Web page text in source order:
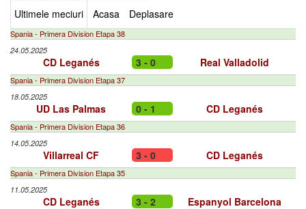
Ultimele meciuri Acasa Deplasare
Spania - Primera Division Etapa 38
24.05.2025
CD Leganés 3 - 0 Real Valladolid
Spania - Primera Division Etapa 37
18.05.2025
UD Las Palmas 0 - 1 CD Leganés
Spania - Primera Division Etapa 36
14.05.2025
Villarreal CF 3 - 0 CD Leganés
Spania - Primera Division Etapa 35
11.05.2025
CD Leganés 3 - 2 Espanyol Barcelona